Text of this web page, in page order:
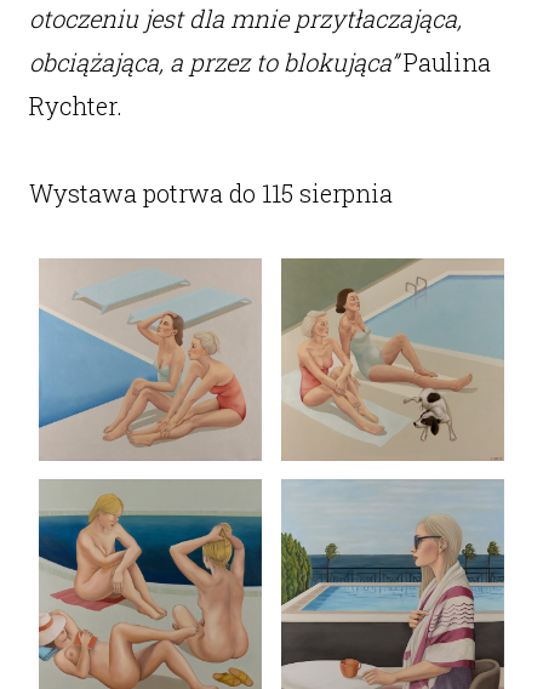
otoczeniu jest dla mnie przytłaczająca,
obciążająca, a przez to blokująca”Paulina
Rychter.
Wystawa potrwa do 115 sierpnia